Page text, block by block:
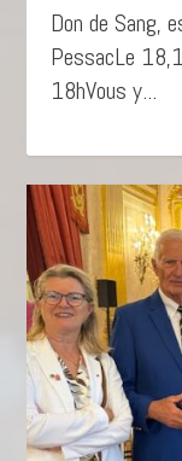
Don de Sang,
PessacLe
18hVous y...